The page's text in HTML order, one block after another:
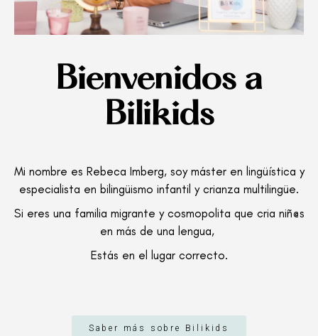
Bienvenidos a
Bilikids
Mi nombre es Rebeca Imberg, soy máster en lingüística y
especialista en bilingüismo infantil y crianza multilingüe.
Si eres una familia migrante y cosmopolita que cria niñ@s
en más de una lengua,
Estás en el lugar correcto.
Saber más sobre Bilikids